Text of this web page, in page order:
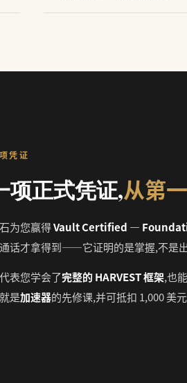
凭证
项正式凭证,从第
为您赢得Vault Certified —
话才拿得到——它证明的是掌握,不是
表您学会了完整的 HARVEST 框架,也
是加速器的先修课,并可抵扣 1,000 美